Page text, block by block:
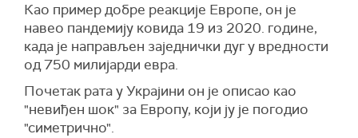
Као пример добре реакције Европе, он је
навео пандемију ковида 19 из 2020. године,
када је направљен заједнички дуг у вредности
од 750 милијарди евра.
Почетак рата у Украјини он је описао као
"невиђен шок" за Европу, који ју је погодио
"симетрично".